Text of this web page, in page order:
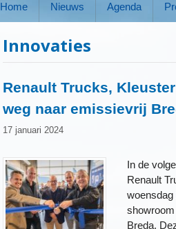
Home Nieuws Agenda
Innovaties
Renault Trucks,
weg naar emissievrij
17 januari 2024
In de
Renault
woensdag
Breda.